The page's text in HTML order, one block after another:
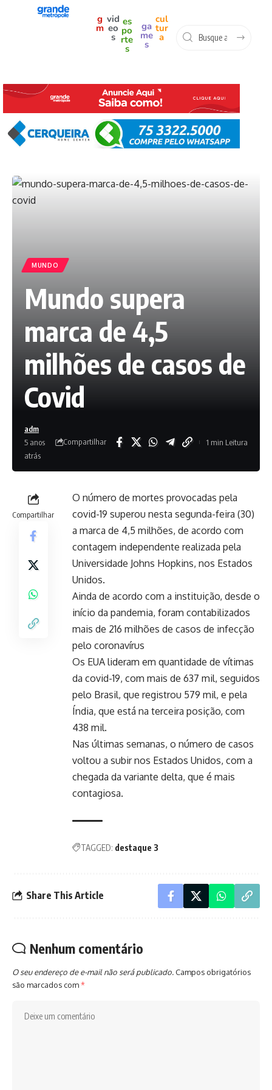
g
m
vid
eo
s
es
po
rte
s
ga
me
s
cul
tur
a
MUNDO
Mundo supera
marca de 4,5
milhões de casos de
Covid
adm
5 anos
atrás
Compartilhar 1 min Leitura
Compartilhar
O número de mortes provocadas pela
covid-19 superou nesta segunda-feira (30)
a marca de 4,5 milhões, de acordo com
contagem independente realizada pela
Universidade Johns Hopkins, nos Estados
Unidos.
Ainda de acordo com a instituição, desde o
início da pandemia, foram contabilizados
mais de 216 milhões de casos de infecção
pelo coronavírus
Os EUA lideram em quantidade de vítimas
da covid-19, com mais de 637 mil, seguidos
pelo Brasil, que registrou 579 mil, e pela
Índia, que está na terceira posição, com
438 mil.
Nas últimas semanas, o número de casos
voltou a subir nos Estados Unidos, com a
chegada da variante delta, que é mais
contagiosa.
TAGGED: destaque 3
Share This Article
Nenhum comentário
O seu endereço de e-mail não será publicado. Campos obrigatórios
são marcados com*